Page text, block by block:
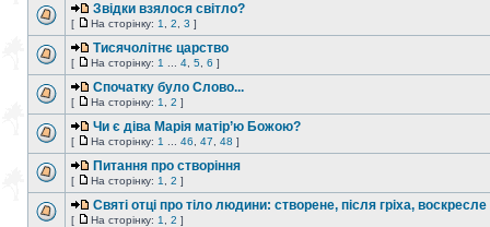
Звідки взялося світло?
[ На сторінку: 1 2 3 ]
Тисячолітнє царство
[ На сторінку: 1 4 5 6 ]
Спочатку було Слово...
[ На сторінку: 1 2 ]
Чи є діва Марія матір’ю Божою?
[ На сторінку: 1 46 47 48 ]
Питання про створіння
[ На сторінку: 1 2 ]
Святі отці про тіло людини: створене, після гріха, воскресле
[ На сторінку: 1 2 ]